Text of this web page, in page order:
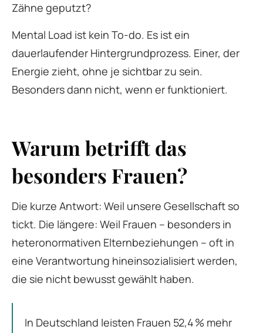
Zähne geputzt?
Mental Load ist kein To-do. Es ist ein
dauerlaufender Hintergrundprozess. Einer, der
Energie zieht, ohne je sichtbar zu sein.
Besonders dann nicht, wenn er funktioniert.
Warum betrifft das
besonders Frauen?
Die kurze Antwort: Weil unsere Gesellschaft so
tickt. Die längere: Weil Frauen – besonders in
heteronormativen Elternbeziehungen – oft in
eine Verantwortung hineinsozialisiert werden,
die sie nicht bewusst gewählt haben.
In Deutschland leisten Frauen 52,4 % mehr